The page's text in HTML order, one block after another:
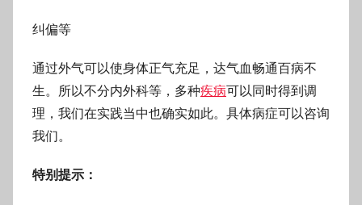
纠偏等
通过外气可以使身体正气充足，达气血畅通百病不
生。所以不分内外科等，多种疾病可以同时得到调
理，我们在实践当中也确实如此。具体病症可以咨询
我们。
特别提示：